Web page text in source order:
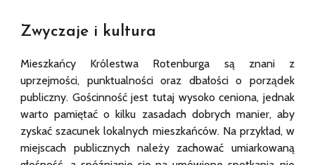
Zwyczaje i kultura
Mieszkańcy Królestwa Rotenburga są znani z
uprzejmości, punktualności oraz dbałości o porządek
publiczny. Gościnność jest tutaj wysoko ceniona, jednak
warto pamiętać o kilku zasadach dobrych manier, aby
zyskać szacunek lokalnych mieszkańców. Na przykład, w
miejscach publicznych należy zachować umiarkowaną